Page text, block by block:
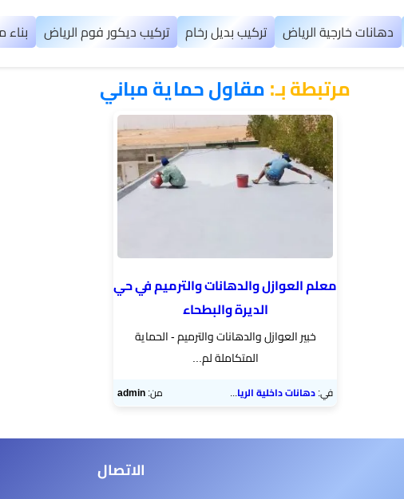
دهانات خارجية الرياض تركيب بديل رخام تركيب ديكور فوم الرياض
مرتبطة بـ:​مقاول حماية مباني
معلم العوازل والدهانات والترميم في حي
الديرة والبطحاء
خبير العوازل والدهانات والترميم - الحماية
المتكاملة لم...
في:دهانات داخلية الرياض من:admin
الاتصال